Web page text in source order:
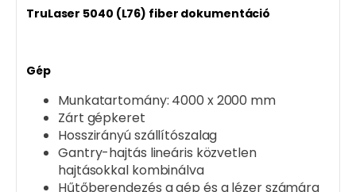
TruLaser 5040 (L76) fiber dokumentáció
Gép
Munkatartomány: 4000 x 2000 mm
Zárt gépkeret
Hosszirányú szállítószalag
Gantry-hajtás lineáris közvetlen
hajtásokkal kombinálva
Hűtőberendezés a gép és a lézer számára